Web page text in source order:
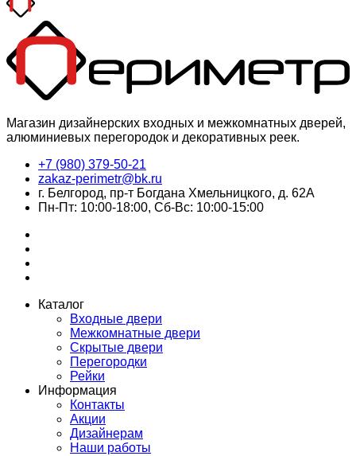
Магазин дизайнерских входных и межкомнатных дверей,
алюминиевых перегородок и декоративных реек.
+7 (980) 379-50-21
zakaz-perimetr@bk.ru
г. Белгород, пр-т Богдана Хмельницкого, д. 62А
Пн-Пт: 10:00-18:00, Сб-Вс: 10:00-15:00
Каталог
Входные двери
Межкомнатные двери
Скрытые двери
Перегородки
Рейки
Информация
Контакты
Акции
Дизайнерам
Наши работы